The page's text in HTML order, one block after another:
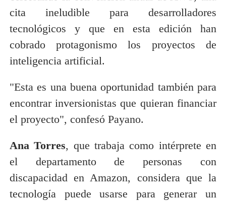
cita ineludible para desarrolladores
tecnológicos y que en esta edición han
cobrado protagonismo los proyectos de
inteligencia artificial.
"Esta es una buena oportunidad también para
encontrar inversionistas que quieran financiar
el proyecto", confesó Payano.
Ana Torres, que trabaja como intérprete en
el departamento de personas con
discapacidad en Amazon, considera que la
tecnología puede usarse para generar un